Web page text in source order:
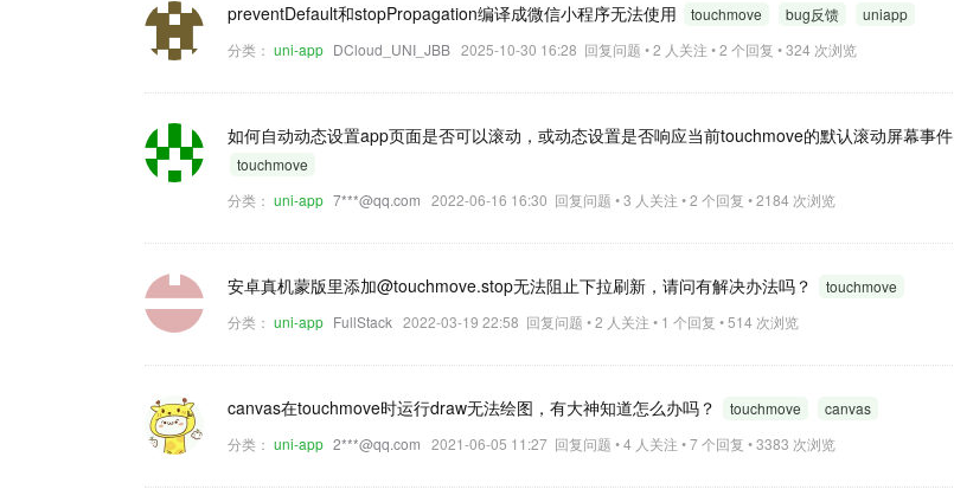
preventDefault和stopPropagation编译成微信小程序无法使用 touchmove bug反馈
uniapp
分类： uni-app DCloud_UNI_JBB 2025-10-30 16:28 回复问题 • 2 人关注 • 2 个回复 • 324 次浏览
如何自动动态设置app页面是否可以滚动，或动态设置是否响应当前touchmove的默认滚动屏幕事件
touchmove
分类： uni-app 7***@qq.com 2022-06-16 16:30 回复问题 • 3 人关注 • 2 个回复 • 2184 次浏览
安卓真机蒙版里添加@touchmove.stop无法阻止下拉刷新，请问有解决办法吗？
touchmove
分类： uni-app FullStack 2022-03-19 22:58 回复问题 • 2 人关注 • 1 个回复 • 514 次浏览
canvas在touchmove时运行draw无法绘图，有大神知道怎么办吗？ touchmove
canvas
分类： uni-app 2***@qq.com 2021-06-05 11:27 回复问题 • 4 人关注 • 7 个回复 • 3383 次浏览